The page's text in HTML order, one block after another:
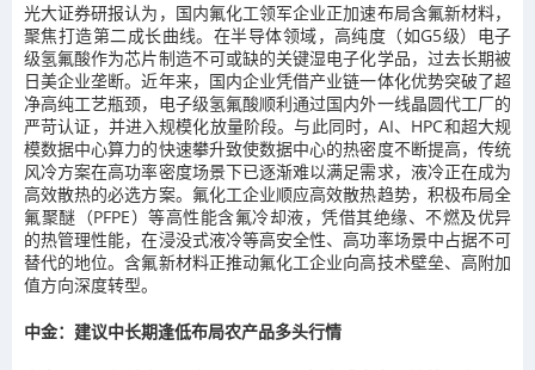
光大证券研报认为，国内氟化工领军企业正加速布局含氟新材料，
聚焦打造第二成长曲线。在半导体领域，高纯度（如G5级）电子
级氢氟酸作为芯片制造不可或缺的关键湿电子化学品，过去长期被
日美企业垄断。近年来，国内企业凭借产业链一体化优势突破了超
净高纯工艺瓶颈，电子级氢氟酸顺利通过国内外一线晶圆代工厂的
严苛认证，并进入规模化放量阶段。与此同时，AI、HPC和超大规
模数据中心算力的快速攀升致使数据中心的热密度不断提高，传统
风冷方案在高功率密度场景下已逐渐难以满足需求，液冷正在成为
高效散热的必选方案。氟化工企业顺应高效散热趋势，积极布局全
氟聚醚（PFPE）等高性能含氟冷却液，凭借其绝缘、不燃及优异
的热管理性能，在浸没式液冷等高安全性、高功率场景中占据不可
替代的地位。含氟新材料正推动氟化工企业向高技术壁垒、高附加
值方向深度转型。
中金：建议中长期逢低布局农产品多头行情